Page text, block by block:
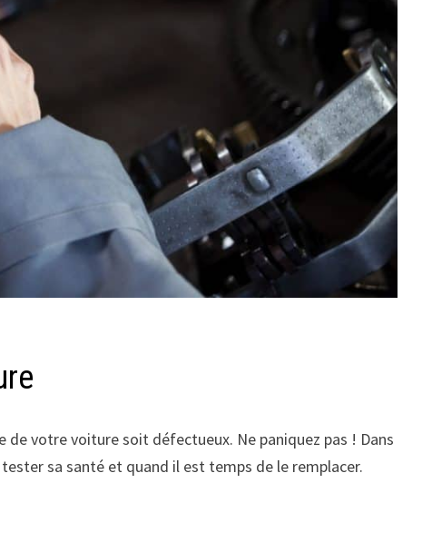
votre voiture soit défectueux. Ne paniquez pas ! Dans
sa santé et quand il est temps de le remplacer.